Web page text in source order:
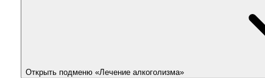
Открыть подменю «Лечение алкоголизма»